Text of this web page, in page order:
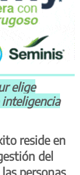
elige
inteligencia
reside en
del
personas